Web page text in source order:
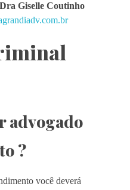
Dra Giselle Coutinho
advogado
?
você deverá